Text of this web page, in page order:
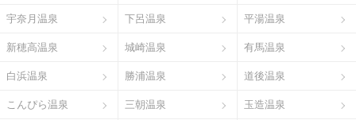
宇奈月温泉 下呂温泉 平湯温泉
新穂高温泉 城崎温泉 有馬温泉
白浜温泉 勝浦温泉 道後温泉
こんぴら温泉 三朝温泉 玉造温泉